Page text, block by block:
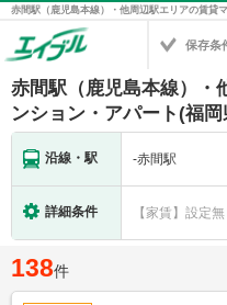
保存条
赤間駅（鹿児島本線）・
ンション・アパート(福岡
沿線・駅 -赤間駅
詳細条件 【家賃】設定無
138件